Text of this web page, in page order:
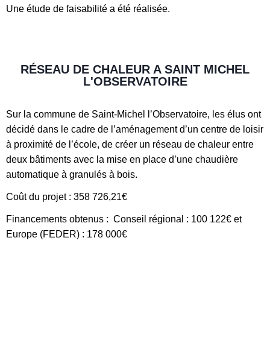
Une étude de faisabilité a été réalisée.
RÉSEAU DE CHALEUR A SAINT MICHEL
L'OBSERVATOIRE
Sur la commune de Saint-Michel l’Observatoire, les élus ont
décidé dans le cadre de l’aménagement d’un centre de loisir
à proximité de l’école, de créer un réseau de chaleur entre
deux bâtiments avec la mise en place d’une chaudière
automatique à granulés à bois.
Coût du projet : 358 726,21€
Financements obtenus : Conseil régional : 100 122€ et
Europe (FEDER) : 178 000€